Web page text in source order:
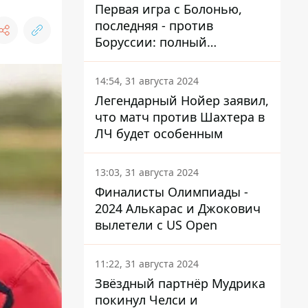
Первая игра с Болонью,
последняя - против
Боруссии: полный
календарь Шахтера в новой
ЛЧ
14:54, 31 августа 2024
Легендарный Нойер заявил,
что матч против Шахтера в
ЛЧ будет особенным
13:03, 31 августа 2024
Финалисты Олимпиады -
2024 Алькарас и Джокович
вылетели с US Open
11:22, 31 августа 2024
Звёздный партнёр Мудрика
покинул Челси и